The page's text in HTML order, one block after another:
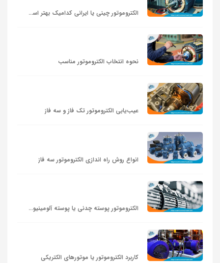
الکتروموتور چینی یا ایرانی کدامیک بهتر است؟
نحوه انتخاب الکتروموتور مناسب
عیب‌یابی الکتروموتور تک فاز و سه فاز
انواع روش راه اندازی الکتروموتور سه فاز
الکتروموتور پوسته چدنی یا پوسته آلومینیومی؟
کاربرد الکتروموتور یا موتورهای الکتریکی